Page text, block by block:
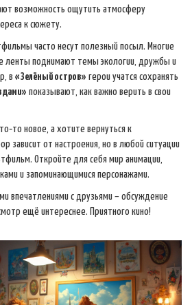
возможность ощутить атмосферу
к сюжету.
часто несут полезный посыл. Многие
ленты поднимают темы экологии, дружбы и
в «Зелёный остров» герои учатся сохранять
показывают, как важно верить в свои
новое, а хотите вернуться к
зависит от настроения, но в любой ситуации
Откройте для себя мир анимации,
и запоминающимися персонажами.
впечатлениями с друзьями – обсуждение
ещё интереснее. Приятного кино!